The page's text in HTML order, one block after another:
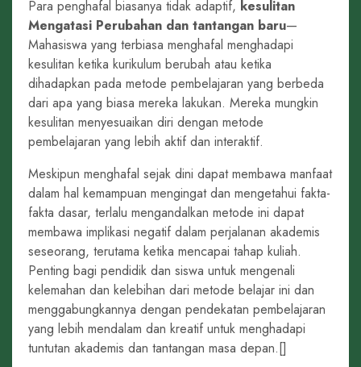
Para penghafal biasanya tidak adaptif, kesulitan
Mengatasi Perubahan dan tantangan baru—
Mahasiswa yang terbiasa menghafal menghadapi
kesulitan ketika kurikulum berubah atau ketika
dihadapkan pada metode pembelajaran yang berbeda
dari apa yang biasa mereka lakukan. Mereka mungkin
kesulitan menyesuaikan diri dengan metode
pembelajaran yang lebih aktif dan interaktif.
Meskipun menghafal sejak dini dapat membawa manfaat
dalam hal kemampuan mengingat dan mengetahui fakta-
fakta dasar, terlalu mengandalkan metode ini dapat
membawa implikasi negatif dalam perjalanan akademis
seseorang, terutama ketika mencapai tahap kuliah.
Penting bagi pendidik dan siswa untuk mengenali
kelemahan dan kelebihan dari metode belajar ini dan
menggabungkannya dengan pendekatan pembelajaran
yang lebih mendalam dan kreatif untuk menghadapi
tuntutan akademis dan tantangan masa depan.[]